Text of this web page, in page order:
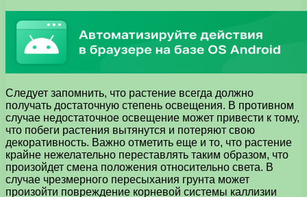
Следует запомнить, что растение всегда должно
получать достаточную степень освещения. В противном
случае недостаточное освещение может привести к тому,
что побеги растения вытянутся и потеряют свою
декоративность. Важно отметить еще и то, что растение
крайне нежелательно переставлять таким образом, что
произойдет смена положения относительно света. В
случае чрезмерного пересыхания грунта может
произойти повреждение корневой системы каллизии